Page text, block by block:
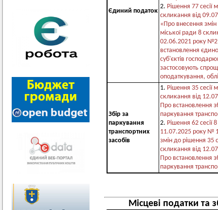
Єдиний податок
2. Рішення 77 сесії
скликання від
«Про внесення змін
міської ради 8
02.06.2021 року
встановлення
суб'єктів
застосовують
оподаткування,
Збір за
паркування
транспортних
засобів
1. Рішення 35 сесії
скликання від
Про встановлення
паркування
2. Рішення 62 сесії
11.07.2025 року №
змін до рішення 35
скликання від
Про встановлення
паркування
Місцеві податки та